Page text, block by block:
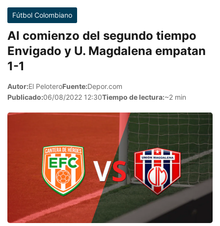
Fútbol Colombiano
Al comienzo del segundo tiempo
Envigado y U. Magdalena empatan
1-1
Autor:El PeloteroFuente:Depor.com
Publicado:06/08/2022 12:30Tiempo de lectura:~2 min